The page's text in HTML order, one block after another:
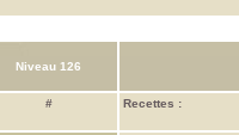
Niveau 126
# Recettes :